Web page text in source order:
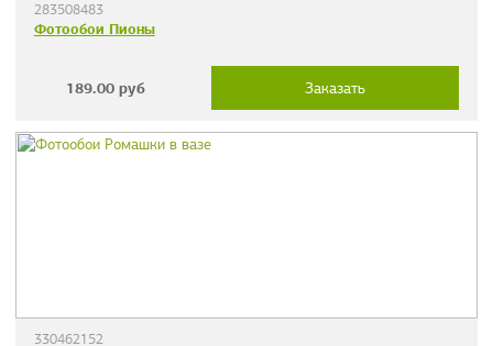
283508483
Фотообои Пионы
189.00 руб Заказать
330462152